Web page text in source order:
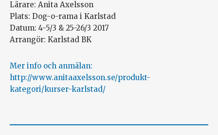
Lärare: Anita Axelsson
Plats: Dog-o-rama i Karlstad
Datum: 4-5/3 & 25-26/3 2017
Arrangör: Karlstad BK
Mer info och anmälan:
http://www.anitaaxelsson.se/produkt-
kategori/kurser-karlstad/